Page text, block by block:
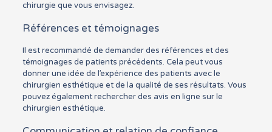
chirurgie que vous envisagez.
Références et témoignages
Il est recommandé de demander des références et des
témoignages de patients précédents. Cela peut vous
donner une idée de l’expérience des patients avec le
chirurgien esthétique et de la qualité de ses résultats. Vous
pouvez également rechercher des avis en ligne sur le
chirurgien esthétique.